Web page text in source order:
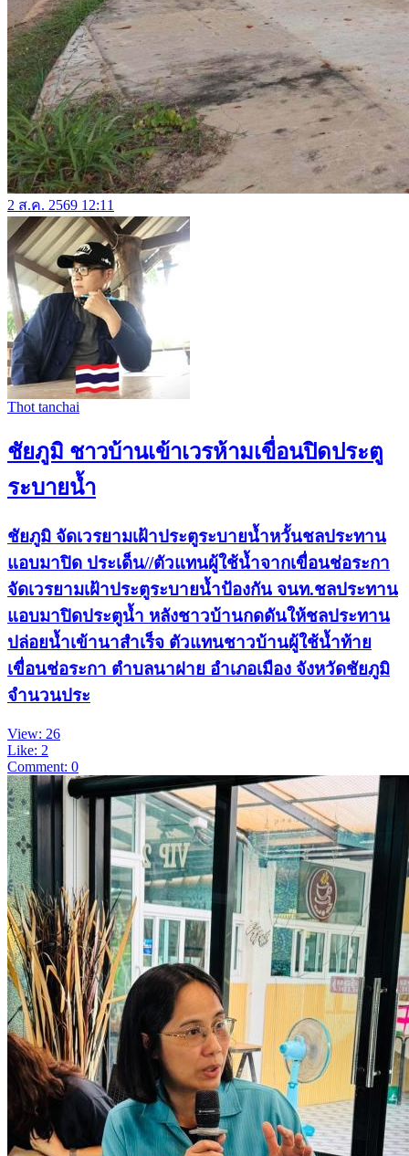
2 ส.ค. 2569 12:11
Thot tanchai
ชัยภูมิ ชาวบ้านเข้าเวรห้ามเขื่อนปิดประตู
ระบายน้ำ
ชัยภูมิ จัดเวรยามเฝ้าประตูระบายน้ำหวั้นชลประทาน
แอบมาปิด ประเด็น//ตัวแทนผู้ใช้น้ำจากเขื่อนช่อระกา
จัดเวรยามเฝ้าประตูระบายน้ำป้องกัน จนท.ชลประทาน
แอบมาปิดประตูน้ำ หลังชาวบ้านกดดันให้ชลประทาน
ปล่อยน้ำเข้านาสำเร็จ ตัวแทนชาวบ้านผู้ใช้น้ำท้าย
เขื่อนช่อระกา ตำบลนาฝาย อำเภอเมือง จังหวัดชัยภูมิ
จำนวนประ
View: 26
Like: 2
Comment: 0